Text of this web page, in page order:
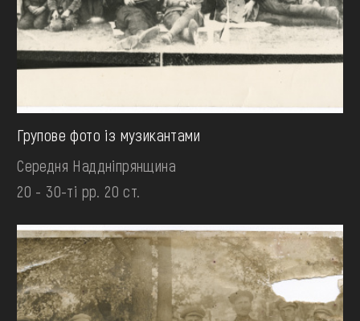
Групове фото із музикантами
Середня Наддніпрянщина
20 - 30-ті рр. 20 ст.